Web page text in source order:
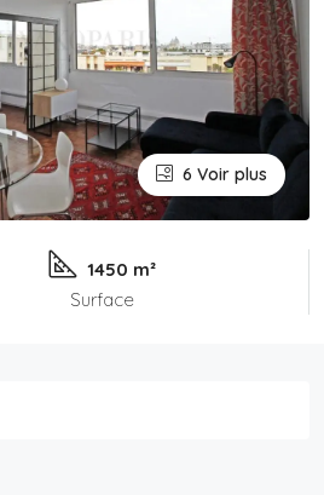
6 Voir plus
1450 m²
Surface